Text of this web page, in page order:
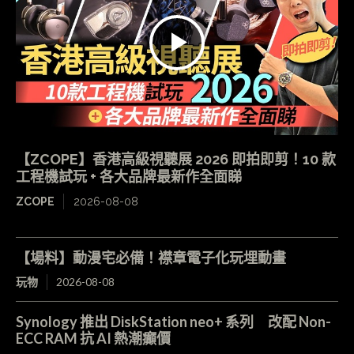
【ZCOPE】香港高級視聽展 2026 即拍即剪！10 款
工程機試玩 + 各大品牌最新作全面睇
ZCOPE 2026-08-08
【場料】動漫宅必備！襟章電子化玩埋動畫
玩物 2026-08-08
Synology 推出 DiskStation neo+ 系列 改配 Non-
ECC RAM 抗 AI 熱潮癲價